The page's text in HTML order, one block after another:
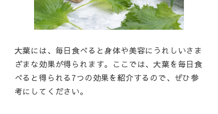
大葉には、毎日食べると身体や美容にうれしいさま
ざまな効果が得られます。ここでは、大葉を毎日食
べると得られる7つの効果を紹介するので、ぜひ参
考にしてください。